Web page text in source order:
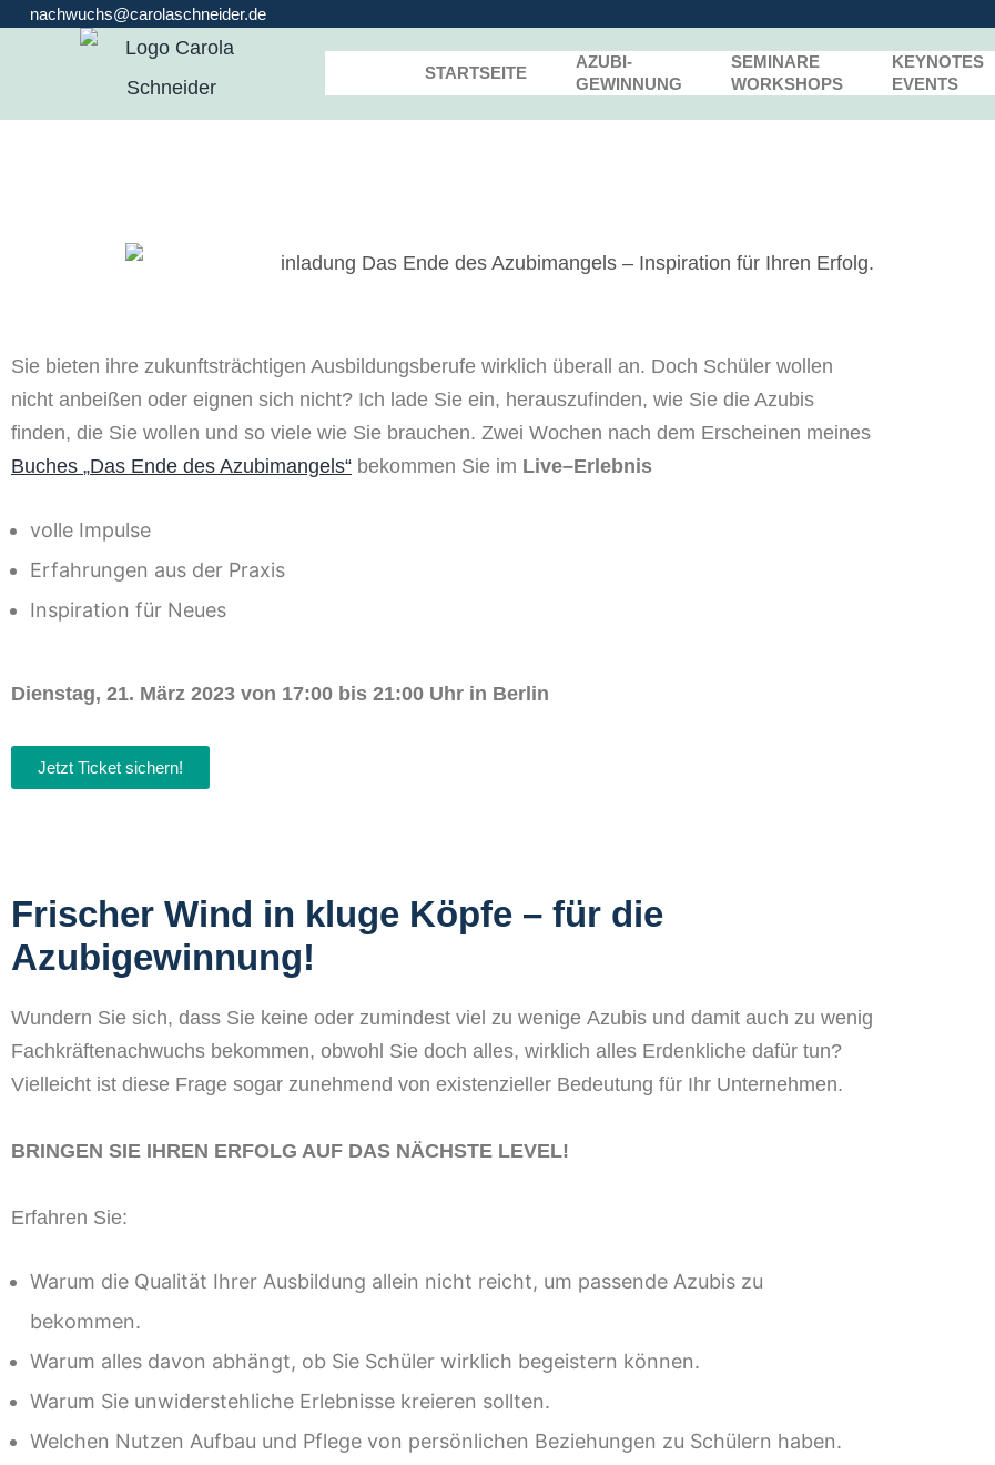
nachwuchs@carolaschneider.de
STARTSEITE
AZUBI-
GEWINNUNG
SEMINARE
WORKSHOPS
KEYNOTES
EVENTS
Sie bieten ihre zukunftsträchtigen Ausbildungsberufe wirklich überall an. Doch Schüler wollen
nicht anbeißen oder eignen sich nicht? Ich lade Sie ein, herauszufinden, wie Sie die Azubis
finden, die Sie wollen und so viele wie Sie brauchen. Zwei Wochen nach dem Erscheinen meines
Buches „Das Ende des Azubimangels“ bekommen Sie im Live–Erlebnis
volle Impulse
Erfahrungen aus der Praxis
Inspiration für Neues
Dienstag, 21. März 2023 von 17:00 bis 21:00 Uhr in Berlin
Jetzt Ticket sichern!
Frischer Wind in kluge Köpfe – für die
Azubigewinnung!
Wundern Sie sich, dass Sie keine oder zumindest viel zu wenige Azubis und damit auch zu wenig
Fachkräftenachwuchs bekommen, obwohl Sie doch alles, wirklich alles Erdenkliche dafür tun?
Vielleicht ist diese Frage sogar zunehmend von existenzieller Bedeutung für Ihr Unternehmen.
BRINGEN SIE IHREN ERFOLG AUF DAS NÄCHSTE LEVEL!
Erfahren Sie:
Warum die Qualität Ihrer Ausbildung allein nicht reicht, um passende Azubis zu
bekommen.
Warum alles davon abhängt, ob Sie Schüler wirklich begeistern können.
Warum Sie unwiderstehliche Erlebnisse kreieren sollten.
Welchen Nutzen Aufbau und Pflege von persönlichen Beziehungen zu Schülern haben.